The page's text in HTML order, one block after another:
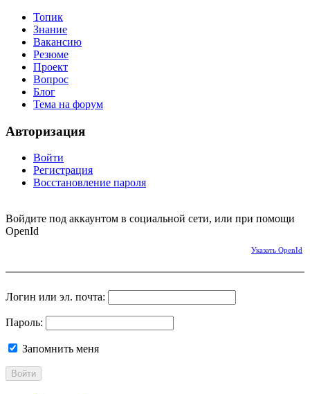
Топик
Знание
Вакансию
Резюме
Проект
Вопрос
Блог
Тема на форум
Авторизация
Войти
Регистрация
Восстановление пароля
Войдите под аккаунтом в социальной сети, или при помощи
OpenId
Указать OpenId
Логин или эл. почта:
Пароль:
Запомнить меня
Войти